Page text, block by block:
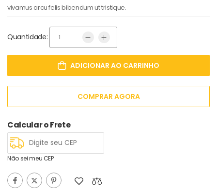
vivamus arcu felis bibendum ut tristique.
Quantidade:
ADICIONAR AO CARRINHO
COMPRAR AGORA
Calcular o Frete
Não sei meu CEP